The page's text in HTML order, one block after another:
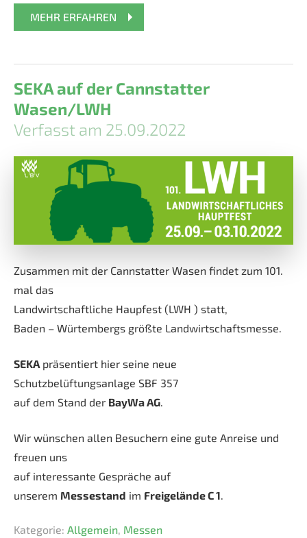
MEHR ERFAHREN
SEKA auf der Cannstatter
Wasen/LWH
Verfasst am 25.09.2022
Zusammen mit der Cannstatter Wasen findet zum 101.
mal das
Landwirtschaftliche Haupfest (LWH ) statt,
Baden – Würtembergs größte Landwirtschaftsmesse.
SEKA präsentiert hier seine neue
Schutzbelüftungsanlage SBF 357
auf dem Stand der BayWa AG.
Wir wünschen allen Besuchern eine gute Anreise und
freuen uns
auf interessante Gespräche auf
unserem Messestand im Freigelände C 1.
Kategorie: Allgemein, Messen